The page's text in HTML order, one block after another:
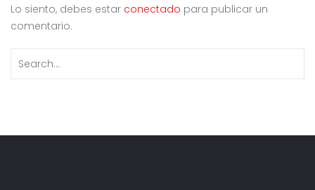
Lo siento, debes estar conectado para publicar un
comentario.